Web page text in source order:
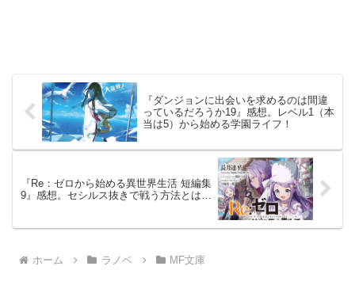
『ダンジョンに出会いを求めるのは間違
っているだろうか19』感想。レベル1（本
当は5）から始める学園ライフ！
『Re：ゼロから始める異世界生活 短編集
9』感想。セシルス抜きで戦う方法とは…
ホーム ラノベ MF文庫